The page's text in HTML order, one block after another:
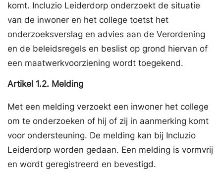
komt. Incluzio Leiderdorp onderzoekt de situatie
van de inwoner en het college toetst het
onderzoeksverslag en advies aan de Verordening
en de beleidsregels en beslist op grond hiervan of
een maatwerkvoorziening wordt toegekend.
Artikel 1.2. Melding
Met een melding verzoekt een inwoner het college
om te onderzoeken of hij of zij in aanmerking komt
voor ondersteuning. De melding kan bij Incluzio
Leiderdorp worden gedaan. Een melding is vormvrij
en wordt geregistreerd en bevestigd.